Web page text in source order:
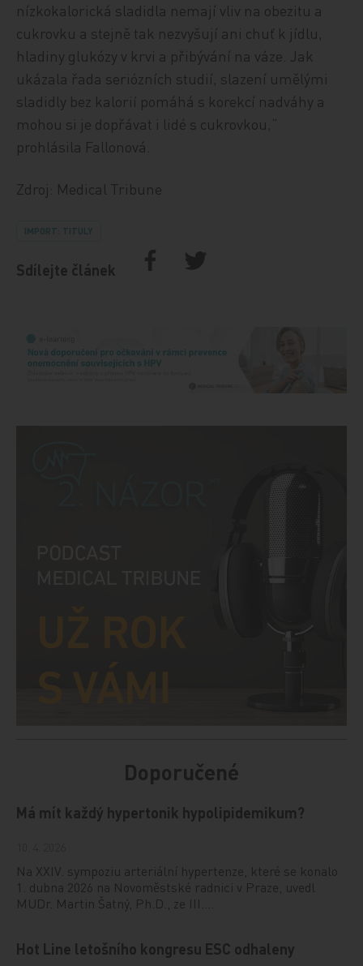
nízkokalorická sladidla nemají vliv na obezitu a
cukrovku a stejně tak nezvyšují ani chuť k jídlu,
hladiny glukózy v krvi a přibývání na váze. Jak
ukázala řada seriózních studií, slazení umělými
sladidly bez kalorií pomáhá s korekcí nadváhy a
mohou si je dopřávat i lidé s cukrovkou,“
prohlásila Fallonová.
Zdroj: Medical Tribune
IMPORT: TITULY
Sdílejte článek
Doporučené
Má mít každý hypertonik hypolipidemikum?
Na XXIV. sympoziu arteriální hypertenze, které se konalo
1. dubna 2026 na Novoměstské radnici v Praze, uvedl
MUDr. Martin Šatný, Ph.D., ze III.…
Hot Line letošního kongresu ESC odhaleny